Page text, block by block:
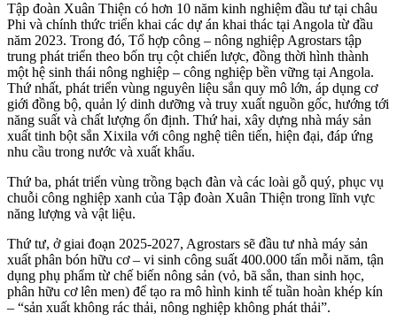
Tập đoàn Xuân Thiện có hơn 10 năm kinh nghiệm đầu tư tại châu
Phi và chính thức triển khai các dự án khai thác tại Angola từ đầu
năm 2023. Trong đó, Tổ hợp công – nông nghiệp Agrostars tập
trung phát triển theo bốn trụ cột chiến lược, đồng thời hình thành
một hệ sinh thái nông nghiệp – công nghiệp bền vững tại Angola.
Thứ nhất, phát triển vùng nguyên liệu sắn quy mô lớn, áp dụng cơ
giới đồng bộ, quản lý dinh dưỡng và truy xuất nguồn gốc, hướng tới
năng suất và chất lượng ổn định. Thứ hai, xây dựng nhà máy sản
xuất tinh bột sắn Xixila với công nghệ tiên tiến, hiện đại, đáp ứng
nhu cầu trong nước và xuất khẩu.
Thứ ba, phát triển vùng trồng bạch đàn và các loài gỗ quý, phục vụ
chuỗi công nghiệp xanh của Tập đoàn Xuân Thiện trong lĩnh vực
năng lượng và vật liệu.
Thứ tư, ở giai đoạn 2025-2027, Agrostars sẽ đầu tư nhà máy sản
xuất phân bón hữu cơ – vi sinh công suất 400.000 tấn mỗi năm, tận
dụng phụ phẩm từ chế biến nông sản (vỏ, bã sắn, than sinh học,
phân hữu cơ lên men) để tạo ra mô hình kinh tế tuần hoàn khép kín
– “sản xuất không rác thải, nông nghiệp không phát thải”.